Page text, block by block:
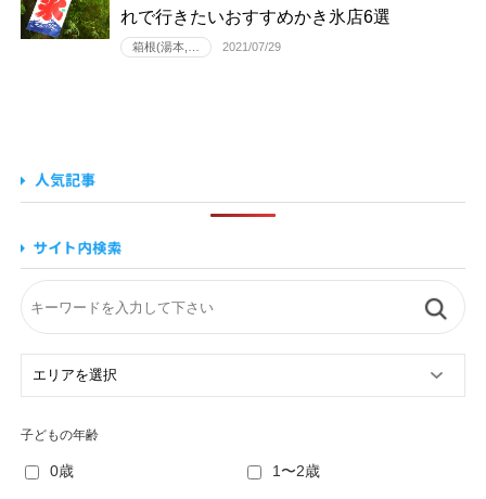
れで行きたいおすすめかき氷店6選
箱根(湯本,… 2021/07/29
子どもの年齢
0歳 1〜2歳